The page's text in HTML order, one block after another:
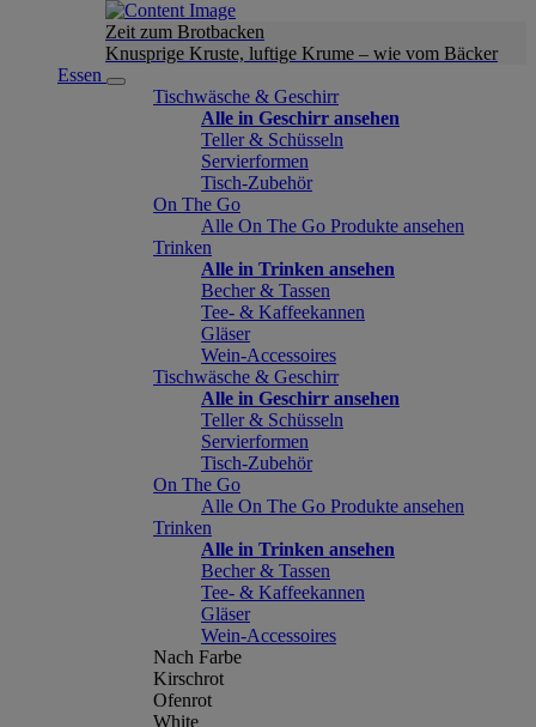
Zeit zum Brotbacken
Knusprige Kruste, luftige Krume – wie vom Bäcker
Essen
Tischwäsche & Geschirr
Alle in Geschirr ansehen
Teller & Schüsseln
Servierformen
Tisch-Zubehör
On The Go
Alle On The Go Produkte ansehen
Trinken
Alle in Trinken ansehen
Becher & Tassen
Tee- & Kaffeekannen
Gläser
Wein-Accessoires
Tischwäsche & Geschirr
Alle in Geschirr ansehen
Teller & Schüsseln
Servierformen
Tisch-Zubehör
On The Go
Alle On The Go Produkte ansehen
Trinken
Alle in Trinken ansehen
Becher & Tassen
Tee- & Kaffeekannen
Gläser
Wein-Accessoires
Nach Farbe
Kirschrot
Ofenrot
White